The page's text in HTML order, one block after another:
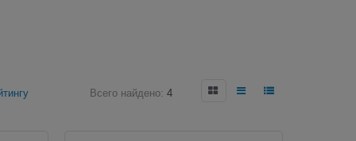
Всего найдено: 4